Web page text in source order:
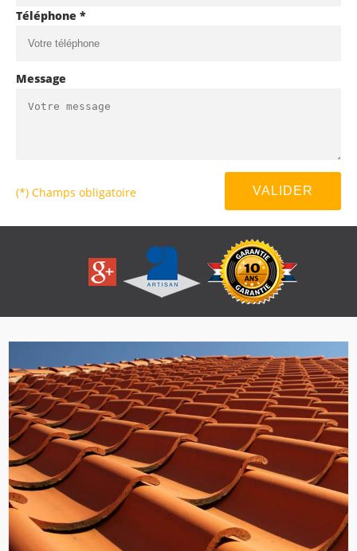
Téléphone *
Message
(*) Champs obligatoire